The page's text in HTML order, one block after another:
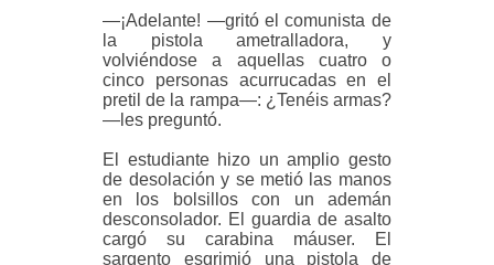
—¡Adelante! —gritó el comunista de
la pistola ametralladora, y
volviéndose a aquellas cuatro o
cinco personas acurrucadas en el
pretil de la rampa—: ¿Tenéis armas?
—les preguntó.
El estudiante hizo un amplio gesto
de desolación y se metió las manos
en los bolsillos con un ademán
desconsolador. El guardia de asalto
cargó su carabina máuser. El
sargento esgrimió una pistola de